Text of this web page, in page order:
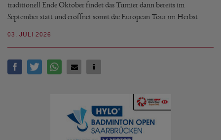
03. JULI 2026
traditionell Ende Oktober findet das Turnier dann bereits im
September statt und eröffnet somit die European Tour im Herbst.